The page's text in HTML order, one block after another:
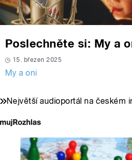
Poslechněte si: My a
15. březen 2025
My a oni
Největší audioportál na českém